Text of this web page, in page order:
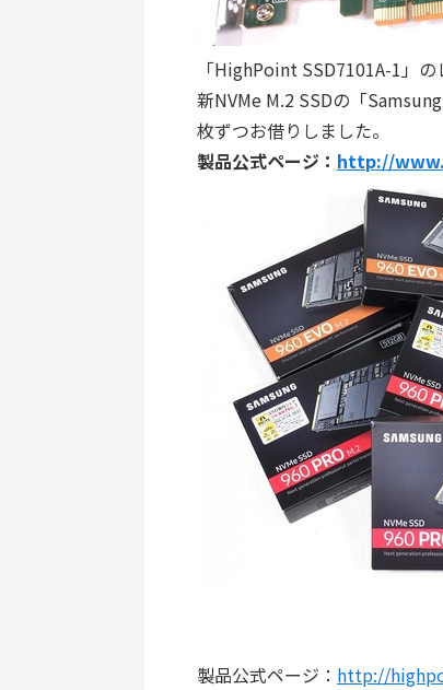
「HighPoint SSD7101A-1」
新NVMe M.2 SSDの「
枚ずつお借りしました。
製品公式ページ： http://
製品公式ページ： http://